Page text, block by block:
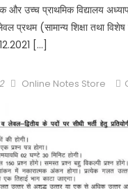
और उच्च प्राथमिक विद्यालय
प्रथम (सामान्य शिक्षा तथा
[…]
Online Notes Store